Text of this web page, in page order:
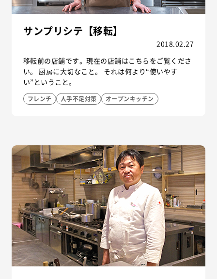
サンプリシテ【移転】
2018.02.27
移転前の店舗です。現在の店舗はこちらをご覧くださ
い。 厨房に大切なこと。 それは何より“使いやす
い”ということ。
フレンチ 人手不足対策 オープンキッチン